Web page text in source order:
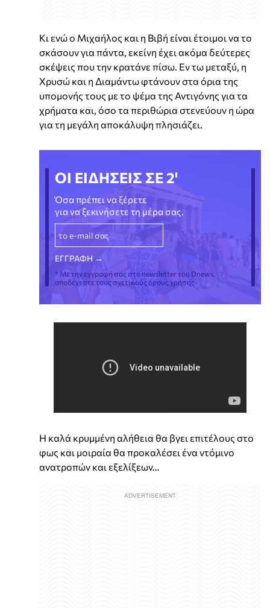
Κι ενώ ο Μιχαήλος και η Βιβή είναι έτοιμοι να το
σκάσουν για πάντα, εκείνη έχει ακόμα δεύτερες
σκέψεις που την κρατάνε πίσω. Εν τω μεταξύ, η
Χρυσώ και η Διαμάντω φτάνουν στα όρια της
υπομονής τους με το ψέμα της Αντιγόνης για τα
χρήματα και, όσο τα περιθώρια στενεύουν η ώρα
για τη μεγάλη αποκάλυψη πλησιάζει.
ΟΙ ΕΙΔΗΣΕΙΣ ΣΕ 2'
Όσα πρέπει να ξέρετε
για να ξεκινήσετε τη μέρα σας.
* Με την εγγραφή σας στο newsletter του Dnews,
αποδέχεστε τους σχετικούς όρους χρήσης
Η καλά κρυμμένη αλήθεια θα βγει επιτέλους στο
φως και μοιραία θα προκαλέσει ένα ντόμινο
ανατροπών και εξελίξεων…